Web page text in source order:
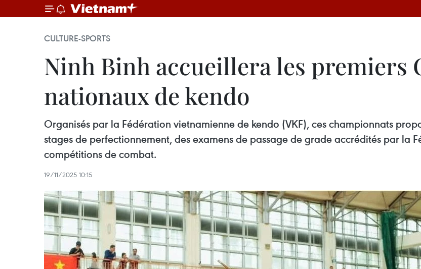
CULTURE-SPORTS
Ninh Binh accueillera les premiers
nationaux de kendo
Organisés par la Fédération vietnamienne de kendo (VKF), ces championnats
stages de perfectionnement, des examens de passage de grade accrédités par la
compétitions de combat.
19/11/2025 10:15